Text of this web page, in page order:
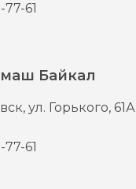
61
Байкал
ул. Горького, 61А
61